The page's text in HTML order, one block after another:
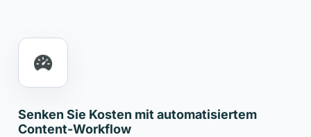
Senken Sie Kosten mit automatisiertem
Content-Workflow